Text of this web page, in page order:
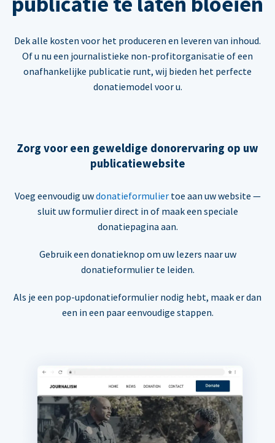
Dek alle kosten voor het produceren en leveren van inhoud.
Of u nu een journalistieke non-profitorganisatie of een
onafhankelijke publicatie runt, wij bieden het perfecte
donatiemodel voor u.
Zorg voor een geweldige donorervaring op uw
publicatiewebsite
Voeg eenvoudig uwdonatieformuliertoe aan uw website —
sluit uw formulier direct in of maak een speciale
donatiepagina aan.
Gebruik een donatieknop om uw lezers naar uw
donatieformulier te leiden.
Als je een pop-updonatieformulier nodig hebt, maak er dan
een in een paar eenvoudige stappen.